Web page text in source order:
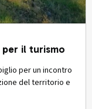
per il turismo
per un incontro
del territorio e